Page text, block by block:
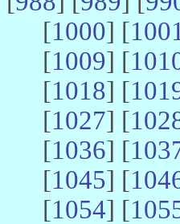
[1000] [1001
[1009] [
[1018] [
[1027] [
[1036] [
[1045] [
[1054] [